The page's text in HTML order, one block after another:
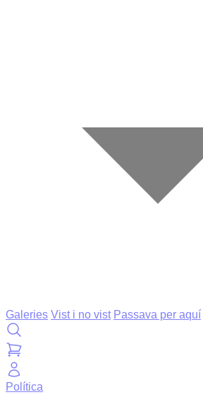
Galeries Vist i no vist Passava per aquí
Política